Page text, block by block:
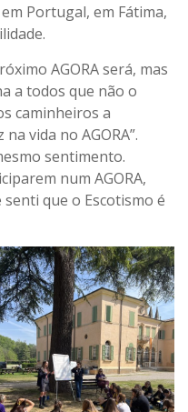
Portugal, em Fátima,
AGORA será, mas
a todos que não o
caminheiros a
vida no AGORA”.
sentimento.
num AGORA,
que o Escotismo é